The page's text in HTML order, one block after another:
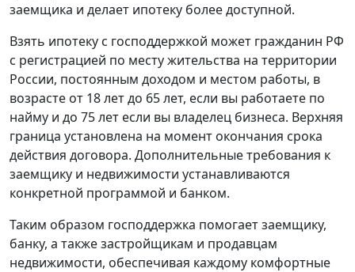
заемщика и делает ипотеку более доступной.
Взять ипотеку с господдержкой может гражданин РФ
с регистрацией по месту жительства на территории
России, постоянным доходом и местом работы, в
возрасте от 18 лет до 65 лет, если вы работаете по
найму и до 75 лет если вы владелец бизнеса. Верхняя
граница установлена на момент окончания срока
действия договора. Дополнительные требования к
заемщику и недвижимости устанавливаются
конкретной программой и банком.
Таким образом господдержка помогает заемщику,
банку, а также застройщикам и продавцам
недвижимости, обеспечивая каждому комфортные